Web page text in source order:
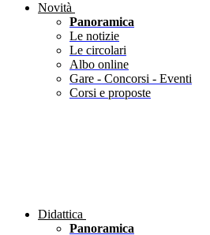
Novità
Panoramica
Le notizie
Le circolari
Albo online
Gare - Concorsi - Eventi
Corsi e proposte
Didattica
Panoramica